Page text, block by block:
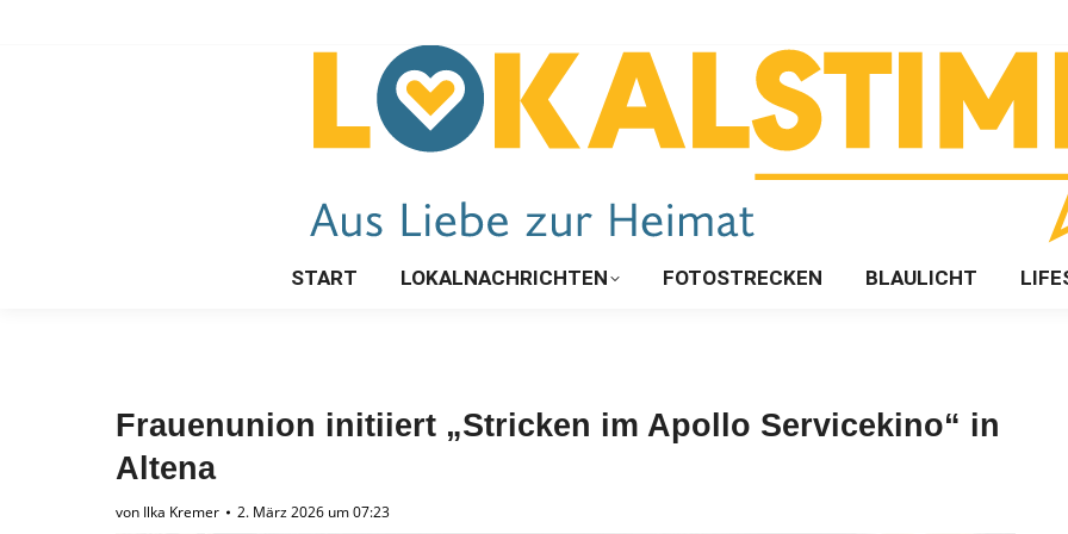
START LOKALNACHRICHTEN FOTOSTRECKEN BLAULICHT
Frauenunion initiiert „Stricken im Apollo Servicekino“ in
Altena
von Ilka Kremer 2. März 2026 um 07:23